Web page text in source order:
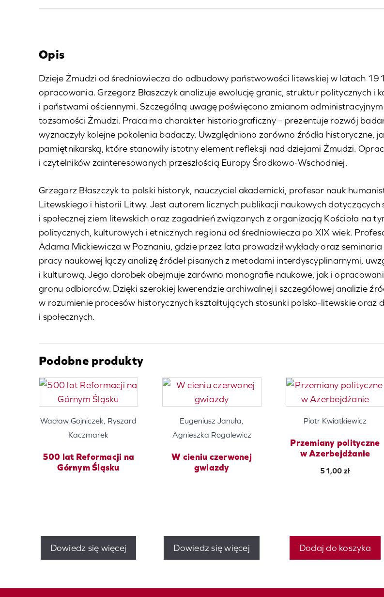
Opis
Dzieje Żmudzi od średniowiecza do odbudowy państwowości litewskiej w latach
opracowania. Grzegorz Błaszczyk analizuje ewolucję granic, struktur politycznych i
i państwami ościennymi. Szczególną uwagę poświęcono zmianom
tożsamości Żmudzi. Praca ma charakter historiograficzny – prezentuje rozwój
wyznaczyły kolejne pokolenia badaczy. Uwzględniono zarówno źródła
pamiętnikarską, które stanowiły istotny element refleksji nad dziejami Żmudzi.
i czytelników zainteresowanych przeszłością Europy Środkowo-Wschodniej.
Grzegorz Błaszczyk to polski historyk, nauczyciel akademicki, profesor nauk
Litewskiego i historii Litwy. Jest autorem licznych publikacji naukowych
i społecznej ziem litewskich oraz zagadnień związanych z organizacją Kościoła na
politycznych, kulturowych i etnicznych regionu od średniowiecza po XIX wiek.
Adama Mickiewicza w Poznaniu, gdzie przez lata prowadził wykłady oraz
pracy naukowej łączy analizę źródeł pisanych z metodami interdyscyplinarnymi,
i kulturową. Jego dorobek obejmuje zarówno monografie naukowe, jak i
gronu odbiorców. Dzięki szerokiej kwerendzie archiwalnej i szczegółowej analizie
w rozumienie procesów historycznych kształtujących stosunki polsko-litewskie
i społecznych.
Podobne produkty
Wacław Gojniczek, Ryszard
Kaczmarek
500 lat Reformacji na
Górnym Śląsku
Dowiedz się więcej
Eugeniusz Januła,
Agnieszka Rogalewicz
W cieniu czerwonej
gwiazdy
Dowiedz się więcej
Piotr Kwiatkiewicz
Przemiany polityczne
w Azerbejdżanie
51,00 zł
Dodaj do koszyka